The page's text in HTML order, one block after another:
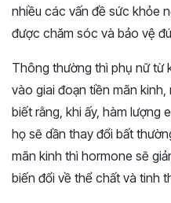
nhiều các vấn đề sức khỏe
được chăm sóc và bảo vệ
Thông thường thì phụ nữ từ
vào giai đoạn tiền mãn
biết rằng, khi ấy, hàm lượng
họ sẽ dần thay đổi bất
mãn kinh thì hormone sẽ
biến đổi về thể chất và tinh